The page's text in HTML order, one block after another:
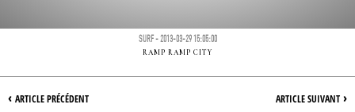
SURF - 2013-03-29 15:05:00
RAMP RAMP CITY
ARTICLE SUIVANT ›
‹ ARTICLE PRÉCÉDENT